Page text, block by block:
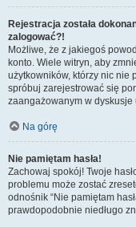
Rejestracja została
zalogować?!
Możliwe, że z jakiegoś
konto. Wiele witryn, aby
użytkowników, którzy nic nie
spróbuj zarejestrować się
zaangażowanym w dyskusje
Na górę
Nie pamiętam hasła!
Zachowaj spokój! Twoje
problemu może zostać
odnośnik “Nie pamiętam
prawdopodobnie niedługo